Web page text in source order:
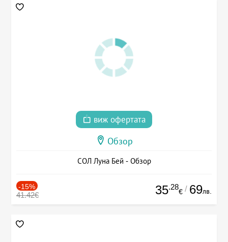
виж офертата
Обзор
СОЛ Луна Бей - Обзор
-15%
41.42€ 35.28
€ / 69лв.